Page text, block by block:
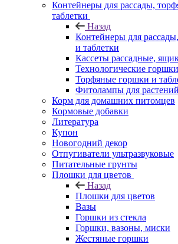
Контейнеры для рассады,
таблетки
Назад
Контейнеры для
и таблетки
Кассеты рассадные,
Технологические горшки
Торфяные горшки и
Фитолампы для растений
Корм для домашних питомцев
Кормовые добавки
Литература
Купон
Новогодний декор
Отпугиватели ультразвуковые
Питательные грунты
Плошки для цветов
Назад
Плошки для цветов
Вазы
Горшки из стекла
Горшки, вазоны, миски
Жестяные горшки